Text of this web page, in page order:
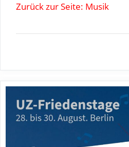
Zurück zur Seite: Musik